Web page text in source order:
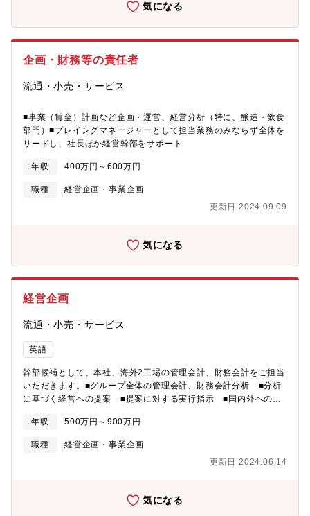
気になる
企画・財務等の責任者
流通・小売・サービス
■事業（賃金）計画など企画・運営、経営分析（特に、醸造・飲食
部門）■プレイングマネージャーとして担当業務のみならず全体を
リードし、社長ほか経営幹部をサポート
年収 400万円～600万円
職種
経営企画・事業企画
更新日 2024.09.09
気になる
経営企画
流通・小売・サービス
英語
幹部候補として、本社、海外2工場の管理会計、財務会計をご担当
いただきます。■グループ全体の管理会計、財務会計分析 ■分析
に基づく経営への提案 ■提案に対する実行指示 ■国内外への出
ジションのため、経理・会計知識に加えて、コミュニケーション
力が求められます。
年収 500万円～900万円
職種
経営企画・事業企画
更新日 2024.06.14
気になる